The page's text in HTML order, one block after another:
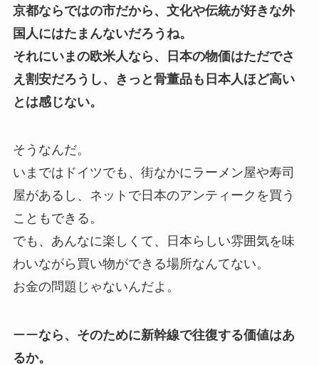
京都ならではの市だから、文化や伝統が好きな外
国人にはたまんないだろうね。
それにいまの欧米人なら、日本の物価はただでさ
え割安だろうし、きっと骨董品も日本人ほど高い
とは感じない。
そうなんだ。
いまではドイツでも、街なかにラーメン屋や寿司
屋があるし、ネットで日本のアンティークを買う
こともできる。
でも、あんなに楽しくて、日本らしい雰囲気を味
わいながら買い物ができる場所なんてない。
お金の問題じゃないんだよ。
ーーなら、そのために新幹線で往復する価値はあ
るか。